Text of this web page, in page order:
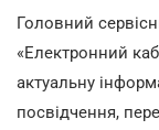
Головний
«Електронний
актуальну
посвідчення,